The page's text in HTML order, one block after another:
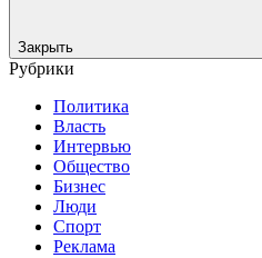
Закрыть
Рубрики
Политика
Власть
Интервью
Общество
Бизнес
Люди
Спорт
Реклама